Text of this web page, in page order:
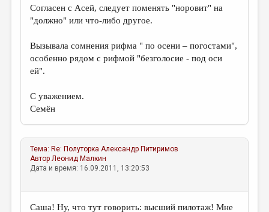
Согласен с Асей, следует поменять "норовит" на
"должно" или что-либо другое.
Вызывала сомнения рифма " по осени – погостами",
особенно рядом с рифмой "безголосие - под оси
ей".
С уважением.
Семён
Тема: Re: Полуторка Александр Питиримов
АвторЛеонид Малкин
Дата и время: 16.09.2011, 13:20:53
Саша! Ну, что тут говорить: высший пилотаж! Мне